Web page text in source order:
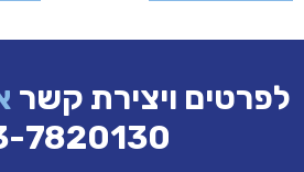
לפרטים ויצירת קשר
7820130